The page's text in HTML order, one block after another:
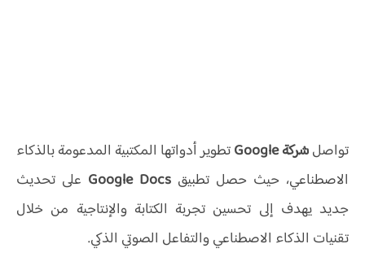
تواصلشركة Google
تطوير أدواتها المكتبية المدعومة بالذكاء
الاصطناعي، حيث حصل تطبيق Google Docs على تحديث
جديد يهدف إلى تحسين تجربة الكتابة والإنتاجية من خلال
تقنيات الذكاء الاصطناعي والتفاعل الصوتي الذكي.